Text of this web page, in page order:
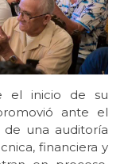
el inicio de su
ante el
de una auditoría
financiera y